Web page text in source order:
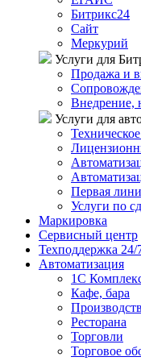
Битрикс24
Сайт
Меркурий
Услуги для
Продажа и
Внедрение,
Услуги для
Первая
Услуги по
Маркировка
Сервисный центр
Техподдержка 24/
Автоматизация
1C
Кафе, бара
Ресторана
Торговли
Торговое